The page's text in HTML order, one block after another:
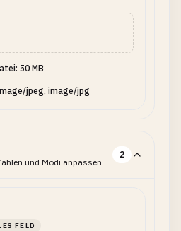
50 MB
jpeg, image/jpg
und Modi anpassen.
2
FELD